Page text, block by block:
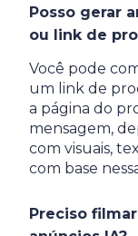
Posso gerar
ou link de
Você pode
um link de
a página do
mensagem,
com visuais,
com base
Preciso